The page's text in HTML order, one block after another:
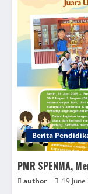
Berita
PMR SPENMA,
author 19